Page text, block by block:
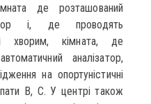
де розташований
і, де проводять
хворим, кімната, де
аналізатор,
на опортуністичні
В, С. У центрі також